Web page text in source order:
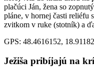
plačúci Ján, žena so
pláne, v hornej časti reliéfu
zvitkom v ruke (stotník) a
GPS: 48.4616152,
Ježiša pribíjajú na